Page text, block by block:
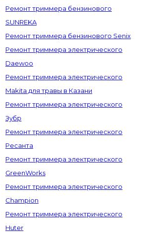
Ремонт триммера бензинового
SUNREKA
Ремонт триммера бензинового Senix
Ремонт триммера электрического
Daewoo
Ремонт триммера электрического
Makita для травы в Казани
Ремонт триммера электрического
Зубр
Ремонт триммера электрического
Ресанта
Ремонт триммера электрического
GreenWorks
Ремонт триммера электрического
Champion
Ремонт триммера электрического
Huter